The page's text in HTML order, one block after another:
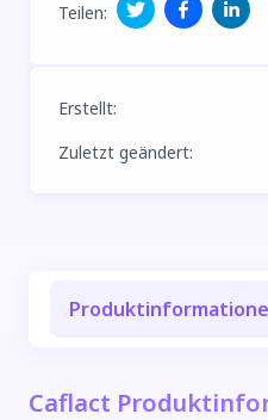
Teilen:
Erstellt:
Zuletzt geändert:
Caflact